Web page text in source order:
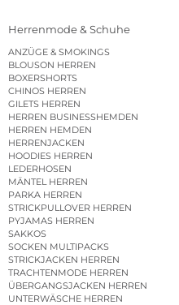
Herrenmode & Schuhe
ANZÜGE & SMOKINGS
BLOUSON HERREN
BOXERSHORTS
CHINOS HERREN
GILETS HERREN
HERREN BUSINESSHEMDEN
HERREN HEMDEN
HERRENJACKEN
HOODIES HERREN
LEDERHOSEN
MÄNTEL HERREN
PARKA HERREN
STRICKPULLOVER HERREN
PYJAMAS HERREN
SAKKOS
SOCKEN MULTIPACKS
STRICKJACKEN HERREN
TRACHTENMODE HERREN
ÜBERGANGSJACKEN HERREN
UNTERWÄSCHE HERREN